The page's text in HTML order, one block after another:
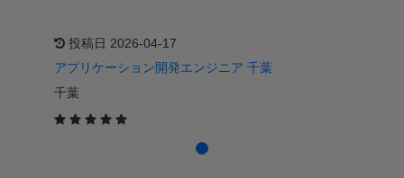
投稿日 2026-04-17
アプリケーション開発エンジニア 千葉
千葉